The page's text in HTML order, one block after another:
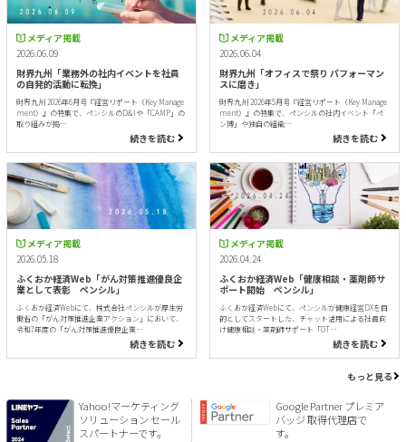
メディア掲載
2026.06.09
財界九州「業務外の社内イベントを社員
の自発的活動に転換」
財界九州 2026年6月号『経営リポート（Key Manage
ment）』の特集で、ペンシルのD&Iや「CAMP」の
取り組みが掲…
続きを読む
メディア掲載
2026.06.04
財界九州「オフィスで祭り パフォーマン
スに磨き」
財界九州 2026年5月号『経営リポート（Key Manage
ment）』の特集で、ペンシルの社内イベント「ペ
ン博」や独自の組織…
続きを読む
メディア掲載
2026.05.18
ふくおか経済Web「がん対策推進優良企
業として表彰 ペンシル」
ふくおか経済Webにて、株式会社ペンシルが厚生労
働省の「がん対策推進企業アクション」において、
令和7年度の「がん対策推進優良企業…
続きを読む
メディア掲載
2026.04.24
ふくおか経済Web「健康相談・薬剤師サ
ポート開始 ペンシル」
ふくおか経済Webにて、ペンシルが健康経営DXを目
的としてスタートした、チャット活用による社員向
け健康相談・薬剤師サポート「OT…
続きを読む
もっと見る
Yahoo!マーケティング
ソリューション セール
スパートナーです。
Google Partner プレミア
バッジ 取得代理店で
す。